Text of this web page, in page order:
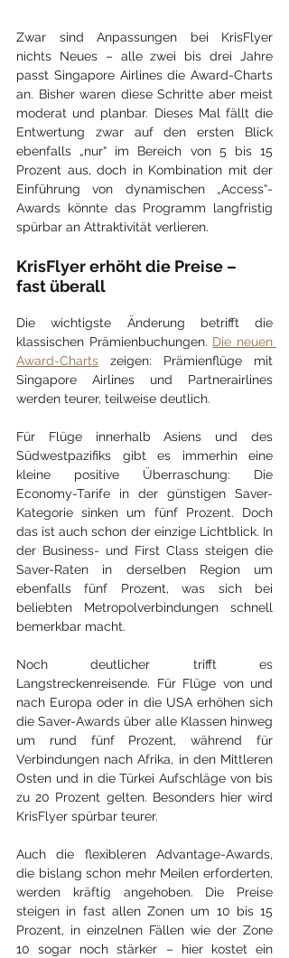
Zwar sind Anpassungen bei KrisFlyer
nichts Neues – alle zwei bis drei Jahre
passt Singapore Airlines die Award-Charts
an. Bisher waren diese Schritte aber meist
moderat und planbar. Dieses Mal fällt die
Entwertung zwar auf den ersten Blick
ebenfalls „nur“ im Bereich von 5 bis 15
Prozent aus, doch in Kombination mit der
Einführung von dynamischen „Access“-
Awards könnte das Programm langfristig
spürbar an Attraktivität verlieren.
KrisFlyer erhöht die Preise –
fast überall
Die wichtigste Änderung betrifft die
klassischen Prämienbuchungen. Die neuen
Award-Charts zeigen: Prämienflüge mit
Singapore Airlines und Partnerairlines
werden teurer, teilweise deutlich.
Für Flüge innerhalb Asiens und des
Südwestpazifiks gibt es immerhin eine
kleine positive Überraschung: Die
Economy-Tarife in der günstigen Saver-
Kategorie sinken um fünf Prozent. Doch
das ist auch schon der einzige Lichtblick. In
der Business- und First Class steigen die
Saver-Raten in derselben Region um
ebenfalls fünf Prozent, was sich bei
beliebten Metropolverbindungen schnell
bemerkbar macht.
Noch deutlicher trifft es
Langstreckenreisende. Für Flüge von und
nach Europa oder in die USA erhöhen sich
die Saver-Awards über alle Klassen hinweg
um rund fünf Prozent, während für
Verbindungen nach Afrika, in den Mittleren
Osten und in die Türkei Aufschläge von bis
zu 20 Prozent gelten. Besonders hier wird
KrisFlyer spürbar teurer.
Auch die flexibleren Advantage-Awards,
die bislang schon mehr Meilen erforderten,
werden kräftig angehoben. Die Preise
steigen in fast allen Zonen um 10 bis 15
Prozent, in einzelnen Fällen wie der Zone
10 sogar noch stärker – hier kostet ein